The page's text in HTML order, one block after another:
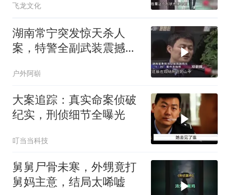
飞龙文化
湖南常宁突发惊天杀人
案，特警全副武装震撼全
户外阿崭
大案追踪：真实命案侦破
纪实，刑侦细节全曝光
叮当当科技
舅舅尸骨未寒，外甥竟打
舅妈主意，结局太唏嘘